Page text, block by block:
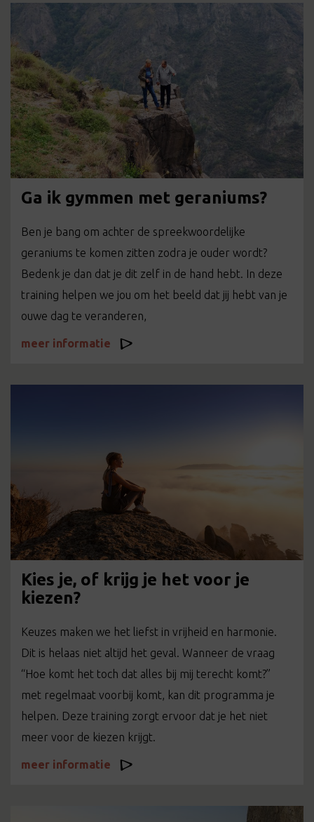
Ga ik gymmen met geraniums?
Ben je bang om achter de spreekwoordelijke
geraniums te komen zitten zodra je ouder wordt?
Bedenk je dan dat je dit zelf in de hand hebt. In deze
training helpen we jou om het beeld dat jij hebt van je
ouwe dag te veranderen,
meer informatie
Kies je, of krijg je het voor je
kiezen?
Keuzes maken we het liefst in vrijheid en harmonie.
Dit is helaas niet altijd het geval. Wanneer de vraag
“Hoe komt het toch dat alles bij mij terecht komt?”
met regelmaat voorbij komt, kan dit programma je
helpen. Deze training zorgt ervoor dat je het niet
meer voor de kiezen krijgt.
meer informatie